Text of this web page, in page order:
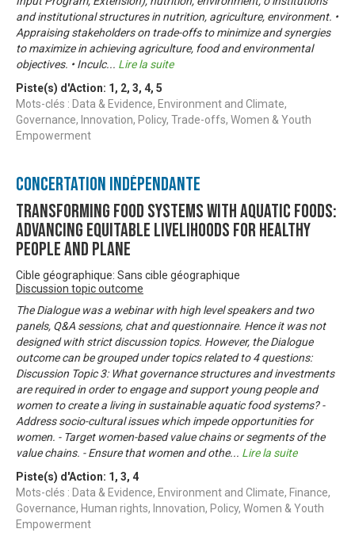
and institutional structures in nutrition, agriculture, environment. •
Appraising stakeholders on trade-offs to minimize and synergies
to maximize in achieving agriculture, food and environmental
objectives. • Inculc... Lire la suite
Piste(s) d'Action: 1 , 2, 3, 4, 5
Mots-clés : Data & Evidence, Environment and Climate,
Governance, Innovation, Policy, Trade-offs, Women & Youth
Empowerment
Concertation Indépendante
Transforming food systems with aquatic foods:
Advancing equitable livelihoods for healthy
people and plane
Cible géographique: Sans cible géographique
Discussion topic outcome
The Dialogue was a webinar with high level speakers and two
panels, Q&A sessions, chat and questionnaire. Hence it was not
designed with strict discussion topics. However, the Dialogue
outcome can be grouped under topics related to 4 questions:
Discussion Topic 3: What governance structures and investments
are required in order to engage and support young people and
women to create a living in sustainable aquatic food systems? -
Address socio-cultural issues which impede opportunities for
women. - Target women-based value chains or segments of the
value chains. - Ensure that women and othe... Lire la suite
Piste(s) d'Action: 1 , 3, 4
Mots-clés : Data & Evidence, Environment and Climate, Finance,
Governance, Human rights, Innovation, Policy, Women & Youth
Empowerment